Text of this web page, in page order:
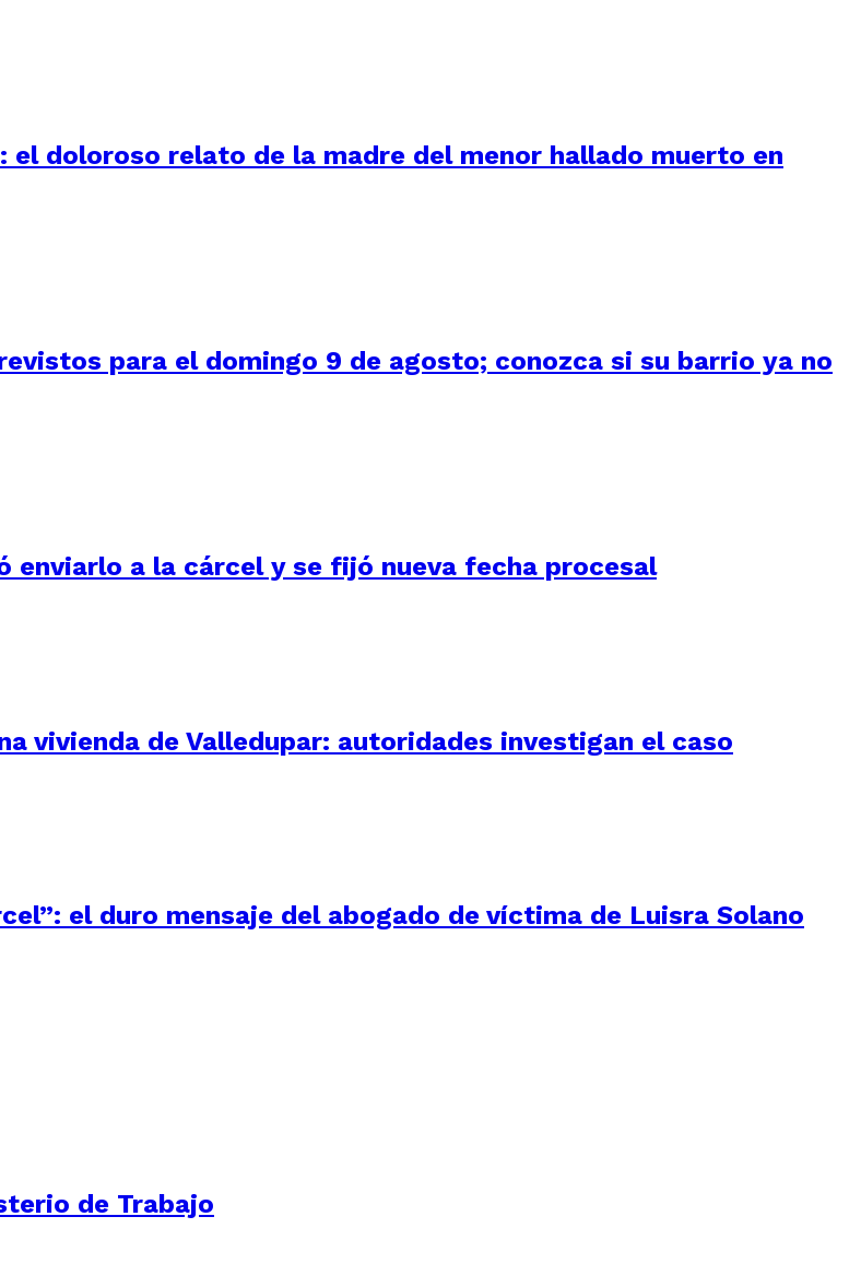
doloroso relato de la madre del menor hallado muerto en
para el domingo 9 de agosto; conozca si su barrio ya no
enviarlo a la cárcel y se fijó nueva fecha procesal
vivienda de Valledupar: autoridades investigan el caso
el duro mensaje del abogado de víctima de Luisra Solano
de Trabajo